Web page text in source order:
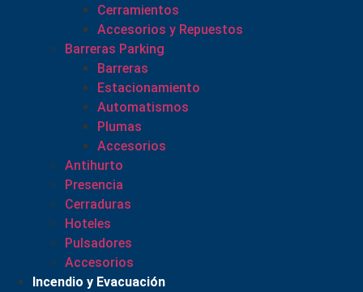
Cerramientos
Accesorios y Repuestos
Barreras Parking
Barreras
Estacionamiento
Automatismos
Plumas
Accesorios
Antihurto
Presencia
Cerraduras
Hoteles
Pulsadores
Accesorios
Incendio y Evacuación